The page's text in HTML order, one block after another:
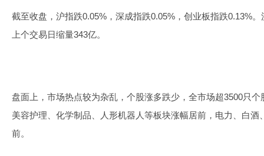
截至收盘，沪指跌0.05%，深成指跌0.05%，创业板指跌0.13%
上个交易日缩量343亿。
盘面上，市场热点较为杂乱，个股涨多跌少，全市场超3500只
美容护理、化学制品、人形机器人等板块涨幅居前，电力、白
前。